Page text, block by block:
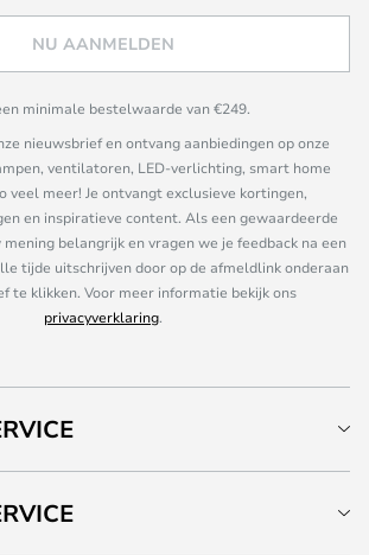
NU AANMELDEN
minimale bestelwaarde van €249.
nieuwsbrief en ontvang aanbiedingen op onze
ventilatoren, LED-verlichting, smart home
veel meer! Je ontvangt exclusieve kortingen,
en inspiratieve content. Als een gewaardeerde
belangrijk en vragen we je feedback na een
tijde uitschrijven door op de afmeldlink onderaan
te klikken. Voor meer informatie bekijk ons
privacyverklaring.